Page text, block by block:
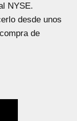
NYSE.
desde unos
de